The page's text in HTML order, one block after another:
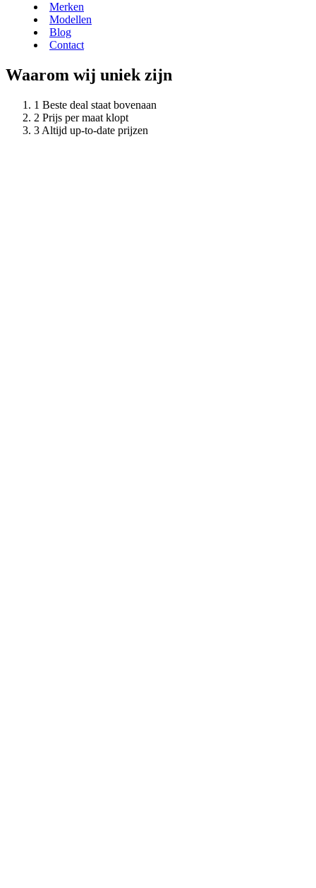
Merken
Modellen
Blog
Contact
Waarom wij uniek zijn
Beste deal staat bovenaan
Prijs per maat klopt
Altijd up-to-date prijzen